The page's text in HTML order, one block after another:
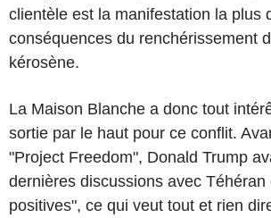
clientèle est la manifestation la plus
conséquences du renchérissement
kérosène.
La Maison Blanche a donc tout
sortie par le haut pour ce conflit.
"Project Freedom", Donald Trump
dernières discussions avec Téhéran
positives", ce qui veut tout et rien